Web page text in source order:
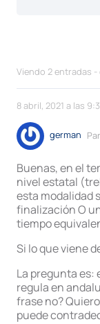
Viendo 2 entradas -
8 abril, 2021 a las
german
Buenas, en el
nivel estatal
esta modalidad
finalización O
tiempo
Si lo que viene
La pregunta es:
regula en
frase no?
puede